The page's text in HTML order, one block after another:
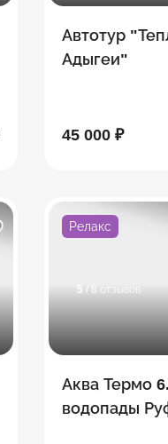
Автотур
Адыгеи"
45 000 ₽
Релакс
5 / 8 отзывов
Аква Термо
водопады